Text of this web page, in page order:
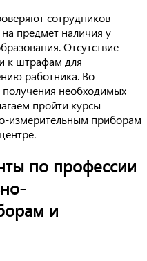
сотрудников
предмет наличия у
Отсутствие
к штрафам для
работника. Во
необходимых
пройти курсы
измерительным приборам
по профессии
и